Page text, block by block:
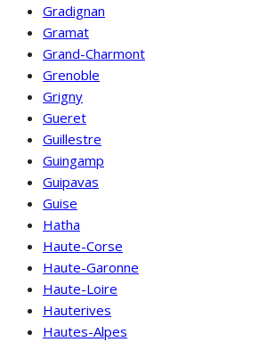
Gradignan
Gramat
Grand-Charmont
Grenoble
Grigny
Gueret
Guillestre
Guingamp
Guipavas
Guise
Hatha
Haute-Corse
Haute-Garonne
Haute-Loire
Hauterives
Hautes-Alpes